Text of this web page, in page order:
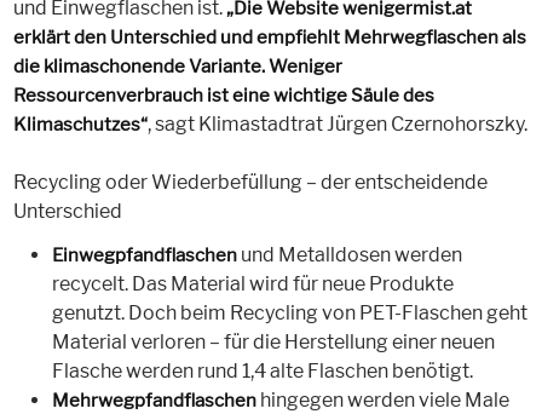
und Einwegflaschen ist.„Die Website wenigermist.at
erklärt den Unterschied und empfiehlt Mehrwegflaschen als
die klimaschonende Variante. Weniger
Ressourcenverbrauch ist eine wichtige Säule des
Klimaschutzes“, sagt Klimastadtrat Jürgen Czernohorszky.
Recycling oder Wiederbefüllung – der entscheidende
Unterschied
Einwegpfandflaschenund Metalldosen werden
recycelt. Das Material wird für neue Produkte
genutzt. Doch beim Recycling von PET-Flaschen geht
Material verloren – für die Herstellung einer neuen
Flasche werden rund 1,4 alte Flaschen benötigt.
Mehrwegpfandflaschenhingegen werden viele Male